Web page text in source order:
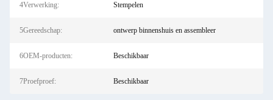
4Verwerking: Stempelen
5Gereedschap: ontwerp binnenshuis en assembleer
6OEM-producten: Beschikbaar
7Proefproef: Beschikbaar